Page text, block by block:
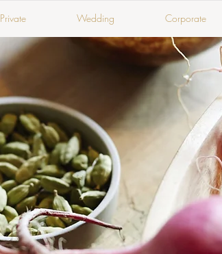
Private Wedding Corporate